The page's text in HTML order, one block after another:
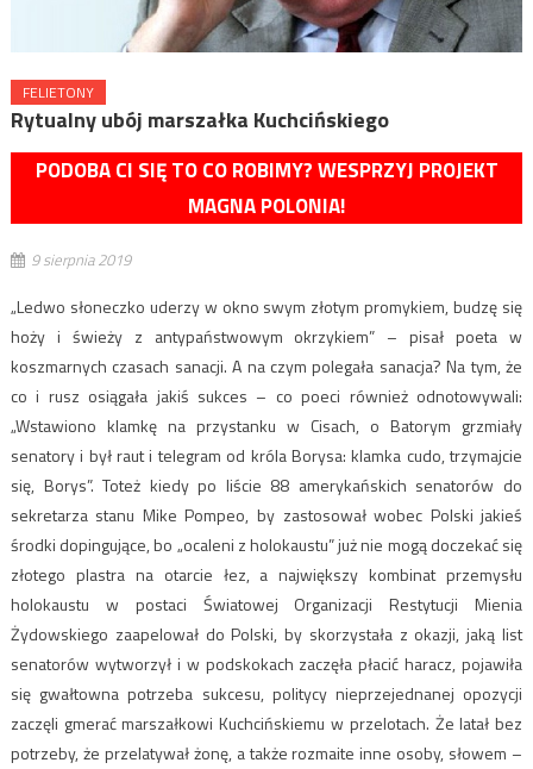
FELIETONY
Rytualny ubój marszałka Kuchcińskiego
PODOBA CI SIĘ TO CO ROBIMY? WESPRZYJ PROJEKT
MAGNA POLONIA!
9 sierpnia 2019
„Ledwo słoneczko uderzy w okno swym złotym promykiem, budzę się
hoży i świeży z antypaństwowym okrzykiem” – pisał poeta w
koszmarnych czasach sanacji. A na czym polegała sanacja? Na tym, że
co i rusz osiągała jakiś sukces – co poeci również odnotowywali:
„Wstawiono klamkę na przystanku w Cisach, o Batorym grzmiały
senatory i był raut i telegram od króla Borysa: klamka cudo, trzymajcie
się, Borys”. Toteż kiedy po liście 88 amerykańskich senatorów do
sekretarza stanu Mike Pompeo, by zastosował wobec Polski jakieś
środki dopingujące, bo „ocaleni z holokaustu” już nie mogą doczekać się
złotego plastra na otarcie łez, a największy kombinat przemysłu
holokaustu w postaci Światowej Organizacji Restytucji Mienia
Żydowskiego zaapelował do Polski, by skorzystała z okazji, jaką list
senatorów wytworzył i w podskokach zaczęła płacić haracz, pojawiła
się gwałtowna potrzeba sukcesu, politycy nieprzejednanej opozycji
zaczęli gmerać marszałkowi Kuchcińskiemu w przelotach. Że latał bez
potrzeby, że przelatywał żonę, a także rozmaite inne osoby, słowem –